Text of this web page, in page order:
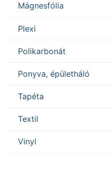
Mágnesfólia
Plexi
Polikarbonát
Ponyva, épületháló
Tapéta
Textil
Vinyl